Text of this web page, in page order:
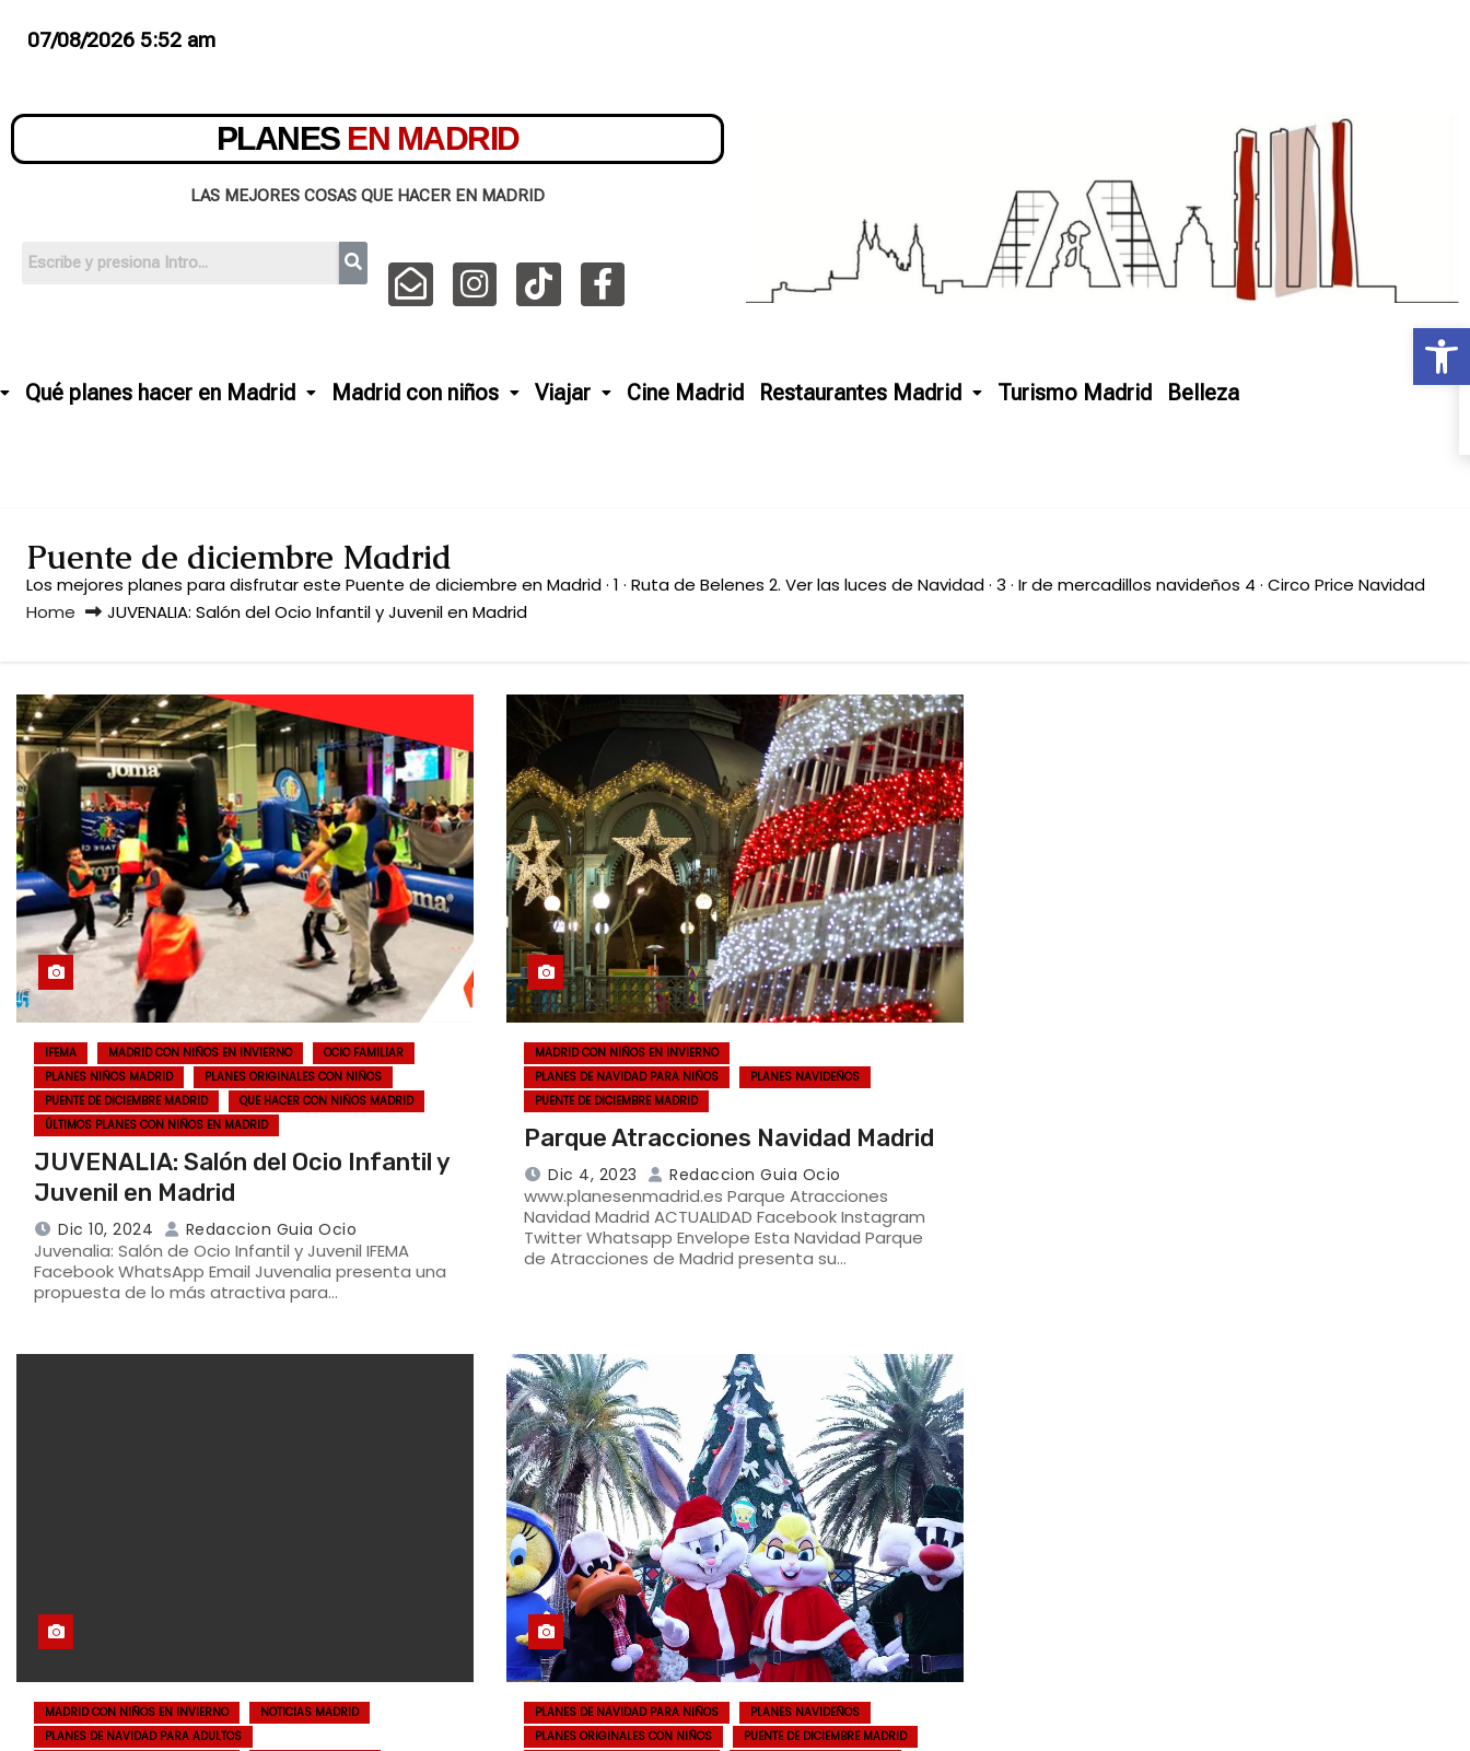
07/08/2026 5:52 am
PLANES EN MADRID
LAS MEJORES COSAS QUE HACER EN MADRID
Qué planes hacer en Madrid Madrid con niños Viajar Cine Madrid Restaurantes Madrid Turismo Madrid Belleza
Puente de diciembre Madrid
Los mejores planes para disfrutar este Puente de diciembre en Madrid · 1 · Ruta de Belenes 2. Ver las luces de Navidad · 3 · Ir de mercadillos navideños 4 · Circo Price Navidad
Home
JUVENALIA: Salón del Ocio Infantil y Juvenil en Madrid
IFEMA MADRID CON NIÑOS EN INVIERNO
OCIO FAMILIAR
PLANES NIÑOS MADRID
PLANES ORIGINALES CON NIÑOS
PUENTE DE DICIEMBRE MADRID
QUE HACER CON NIÑOS MADRID
ÚLTIMOS PLANES CON NIÑOS EN MADRID
JUVENALIA: Salón del Ocio Infantil y
Juvenil en Madrid
Dic 10, 2024 Redaccion Guia Ocio
Juvenalia: Salón de Ocio Infantil y Juvenil IFEMA
Facebook WhatsApp Email Juvenalia presenta una
propuesta de lo más atractiva para…
MADRID CON NIÑOS EN INVIERNO
PLANES DE NAVIDAD PARA NIÑOS
PLANES NAVIDEÑOS
PUENTE DE DICIEMBRE MADRID
Parque Atracciones Navidad Madrid
Dic 4, 2023 Redaccion Guia Ocio
www.planesenmadrid.es Parque Atracciones
Navidad Madrid ACTUALIDAD Facebook Instagram
Twitter Whatsapp Envelope Esta Navidad Parque
de Atracciones de Madrid presenta su…
MADRID CON NIÑOS EN INVIERNO
NOTICIAS MADRID
PLANES DE NAVIDAD PARA ADULTOS
PLANES DE NAVIDAD PARA NIÑOS
PLANES NAVIDEÑOS
PLANES ORIGINALES CON NIÑOS
PUENTE DE DICIEMBRE MADRID